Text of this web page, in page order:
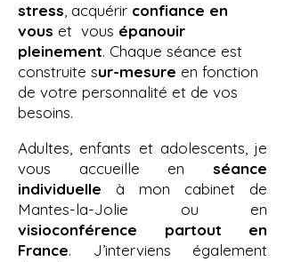
stress acquérir confiance en
vous et vous épanouir
pleinement. Chaque séance est
construite sur-mesure en fonction
de votre personnalité et de vos
besoins.
​​Adultes, enfants et adolescents, je
vous accueille en séance
individuelle à mon cabinet de
Mantes-la-Jolie ou en
visioconférence partout en
France. J’interviens également